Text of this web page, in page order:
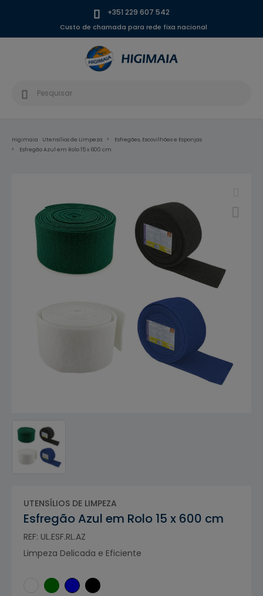
+351 229 607 542
Custo de chamada para rede fixa nacional
Higimaia Utensílios de Limpeza
Esfregões, Escovilhões e Esponjas
Esfregão Azul em Rolo 15 x 600 cm
UTENSÍLIOS DE LIMPEZA
Esfregão Azul em Rolo 15 x 600 cm
REF: UL.ESF.RL.AZ
Limpeza Delicada e Eficiente